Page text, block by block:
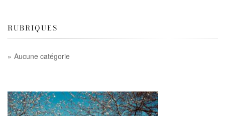
RUBRIQUES
Aucune catégorie